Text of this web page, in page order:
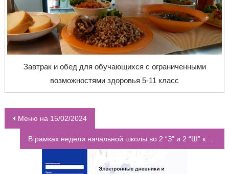
Завтрак и обед для обучающихся с ограниченными
возможностями здоровья 5-11 класс
НАВИГАЦИЯ ПО ЗАПИСЯМ
Меню на 15/02/2024
В рамках недели начальной школы во 2 “З” и 2 “Ш” классах прошло мероприятие “Дружба крепкая не сломается”